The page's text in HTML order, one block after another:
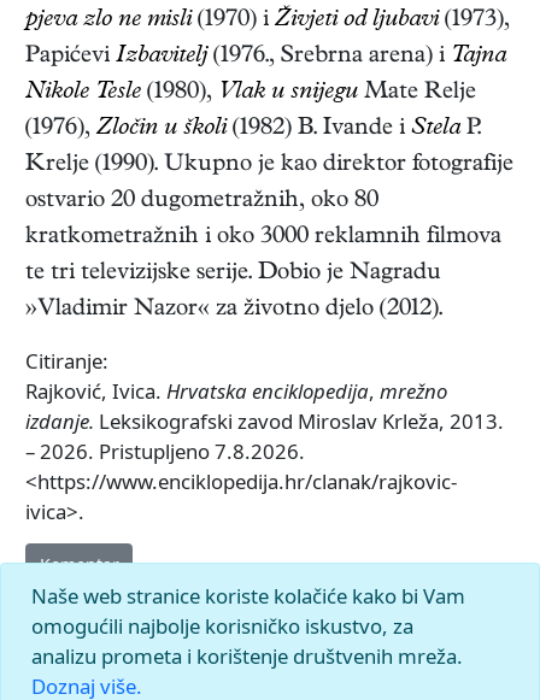
pjeva zlo ne misli(1970) iŽivjeti od ljubavi(1973),
Papićevi Izbavitelj (1976., Srebrna arena) i Tajna
Nikole Tesle (1980), Vlak u snijegu Mate Relje
(1976),Zločin u školi(1982) B. Ivande i StelaP.
Krelje (1990). Ukupno je kao direktor fotografije
ostvario 20 dugometražnih, oko 80
kratkometražnih i oko 3000 reklamnih filmova
te tri televizijske serije. Dobio je Nagradu
»Vladimir Nazor« za životno djelo (2012).
Citiranje:
Rajković, Ivica. Hrvatska enciklopedija, mrežno
izdanje. Leksikografski zavod Miroslav Krleža, 2013.
– 2026. Pristupljeno 7.8.2026.
<https://www.enciklopedija.hr/clanak/rajkovic-
ivica>.
Komentar
Naše web stranice koriste kolačiće kako bi Vam
omogućili najbolje korisničko iskustvo, za
analizu prometa i korištenje društvenih mreža.
Doznaj više.